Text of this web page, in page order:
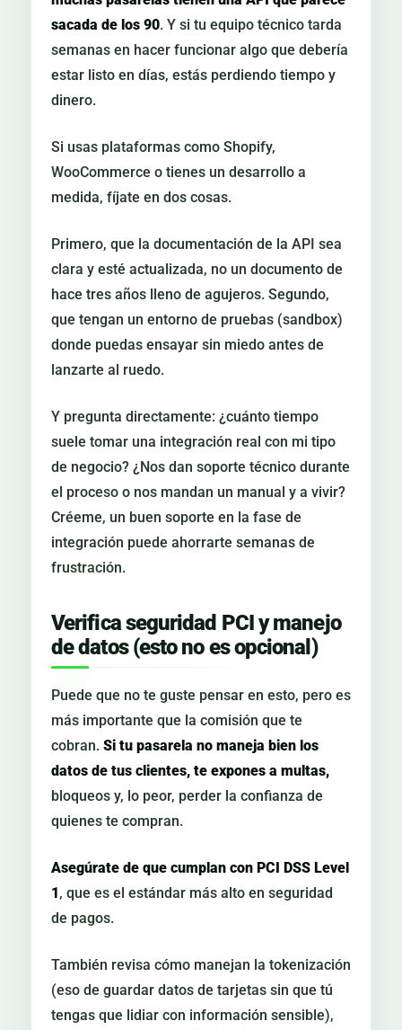
sacada de los 90. Y si tu equipo técnico tarda
semanas en hacer funcionar algo que debería
estar listo en días, estás perdiendo tiempo y
dinero.
Si usas plataformas como Shopify,
WooCommerce o tienes un desarrollo a
medida, fíjate en dos cosas.
Primero, que la documentación de la API sea
clara y esté actualizada, no un documento de
hace tres años lleno de agujeros. Segundo,
que tengan un entorno de pruebas (sandbox)
donde puedas ensayar sin miedo antes de
lanzarte al ruedo.
Y pregunta directamente: ¿cuánto tiempo
suele tomar una integración real con mi tipo
de negocio? ¿Nos dan soporte técnico durante
el proceso o nos mandan un manual y a vivir?
Créeme, un buen soporte en la fase de
integración puede ahorrarte semanas de
frustración.
Verifica seguridad PCI y manejo
de datos (esto no es opcional)
Puede que no te guste pensar en esto, pero es
más importante que la comisión que te
cobran. Si tu pasarela no maneja bien los
datos de tus clientes, te expones a multas,
bloqueos y, lo peor, perder la confianza de
quienes te compran.
Asegúrate de que cumplan con PCI DSS Level
1, que es el estándar más alto en seguridad
de pagos.
También revisa cómo manejan la tokenización
(eso de guardar datos de tarjetas sin que tú
tengas que lidiar con información sensible),